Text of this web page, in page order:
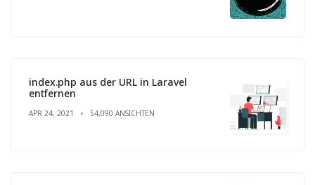
index.php aus der URL in Laravel
entfernen
APR 24, 2021 54,090 ANSICHTEN